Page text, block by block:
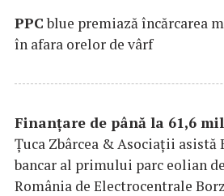
PPCblue premiază încărcarea
în afara orelor de vârf
Finanțare de până la 61,6
Țuca Zbârcea & Asociații asistă
bancar al primului parc eolian
România de Electrocentrale